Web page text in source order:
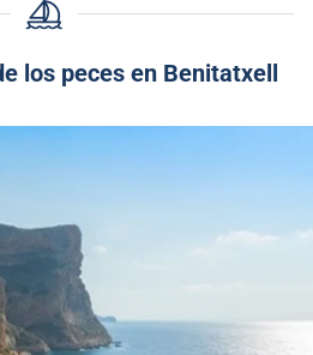
los peces en Benitatxell